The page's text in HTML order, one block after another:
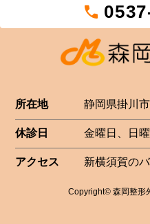
call
所在地 静岡県掛川
休診日 金曜日、日
アクセス 新横須賀の
Copyright© 森岡整形